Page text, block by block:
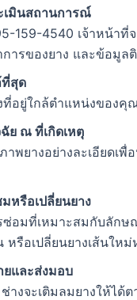
เมินสถานการณ์
159-4540 เจ้าหน้าที่
การของยาง และข้อมู
สุด
ที่อยู่ใกล้ตำแหน่งของ
ย ณ ที่เกิดเหตุ
าพยางอย่างละเอียดเ
หรือเปลี่ยนยาง
ซ่อมที่เหมาะสมกับลัก
หรือเปลี่ยนยางเส้นใหม่
และส่งมอบ
งจะเติมลมยางให้ได้